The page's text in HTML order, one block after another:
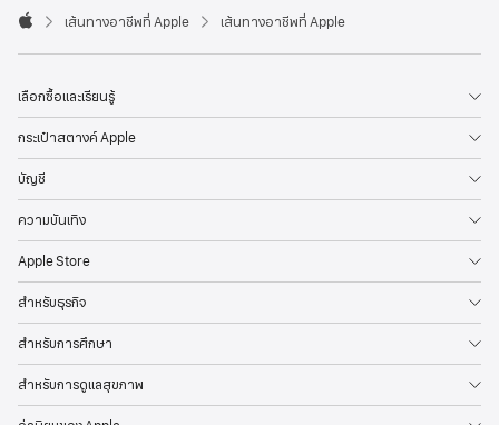
t
r

p
l
เส้นทางอาชีพที่ Apple เส้นทางอาชีพที่ Apple
เลือกซื้อและเรียนรู้
กระเป๋าสตางค์ Apple
บัญชี
ความบันเทิง
Apple Store
สำหรับธุรกิจ
สำหรับการศึกษา
สำหรับการดูแลสุขภาพ